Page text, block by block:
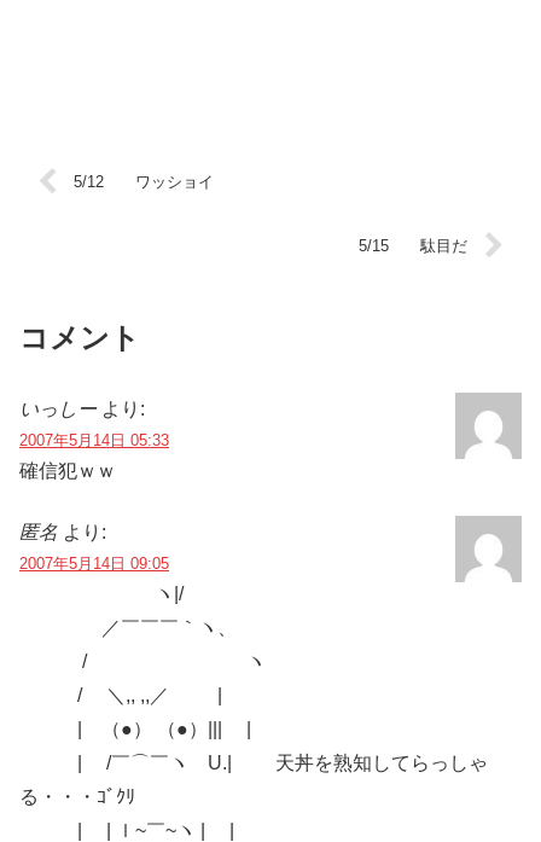
5/12 ワッショイ
5/15 駄目だ
コメント
いっしー より:
2007年5月14日 05:33
確信犯ｗｗ
匿名 より:
2007年5月14日 09:05
ヽ|/
／￣￣￣｀ヽ、
/ ヽ
/ ＼,, ,,／ |
| （●） （●）||| |
| /￣⌒￣ヽ U.| 天丼を熟知してらっしゃ
る・・・ｺﾞｸﾘ
| | ｌ~￣~ヽ | |